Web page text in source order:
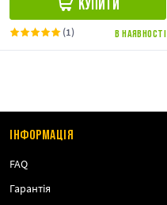
КУПИТИ
В НАЯВНОСТІ
(1)
ІНФОРМАЦІЯ
FAQ
Гарантія